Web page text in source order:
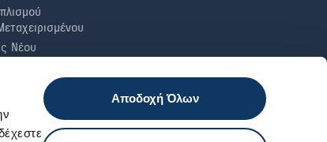
Αποδοχή Όλων
Νέου
ΛΤΠΦ
Iδιοκτήτες